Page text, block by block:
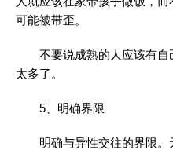
可能被带歪。
不要说成熟的人应该有
太多了。
5、明确界限
明确与异性交往的界限。